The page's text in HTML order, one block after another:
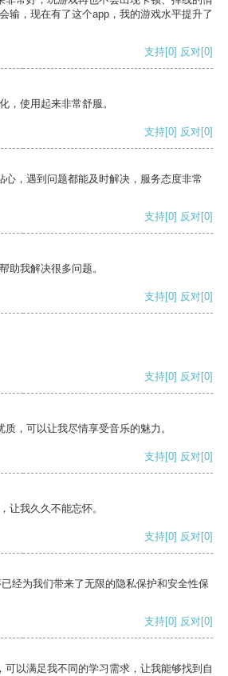
输，现在有了这个app，我的游戏水平提升了
支持[0] 反对[0]
，使用起来非常舒服。
支持[0] 反对[0]
心，遇到问题都能及时解决，服务态度非常
支持[0] 反对[0]
助我解决很多问题。
支持[0] 反对[0]
支持[0] 反对[0]
，可以让我尽情享受音乐的魅力。
支持[0] 反对[0]
让我久久不能忘怀。
支持[0] 反对[0]
经为我们带来了无限的隐私保护和安全性保
支持[0] 反对[0]
可以满足我不同的学习需求，让我能够找到自